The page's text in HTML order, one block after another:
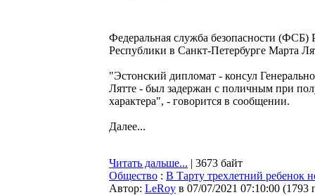
Федеральная служба безопасности (ФСБ)
Республики в Санкт-Петербурге Марта
"Эстонский дипломат - консул
Лятте - был задержан с поличным при
характера", - говорится в сообщении.
Далее...
Читать дальше... | 3673 байт
Общество : В Тарту трехлетний ребенок
Автор: LeRoy в 07/07/2021 07:10:00 (1793